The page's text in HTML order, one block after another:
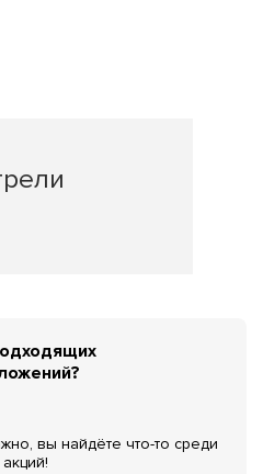
вы найдёте что-то среди